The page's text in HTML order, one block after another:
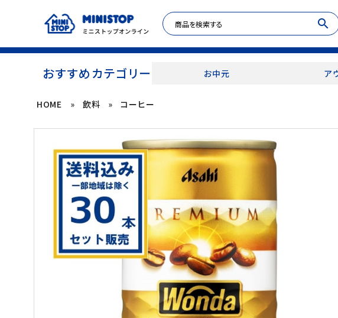
search
おすすめカテゴリー お中元 ア
ACCOUNT MENU
ログイン person 新規登録
HOME » 飲料 » コーヒー